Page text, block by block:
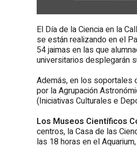
El Día de la Ciencia en la
se están realizando en el
54 jaimas en las que
universitarios desplegarán
Además, en los soportales
por la Agrupación
(Iniciativas Culturales e
Los Museos Científicos
centros, la Casa de las
las 18 horas en el